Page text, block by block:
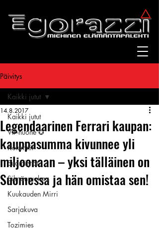
Päivitys
Kaikki jutut
VIP-huone ✪
Kolumnit
Suomitytöt
Silmänruokaa
Kuukauden Mirri
Sarjakuva
Tozimies
Kaikki jutut
Legendaarinen Ferrari kaupan:
kauppasumma kivunnee yli
miljoonaan – yksi tälläinen on
Suomessa ja hän omistaa sen!
14.8.2017